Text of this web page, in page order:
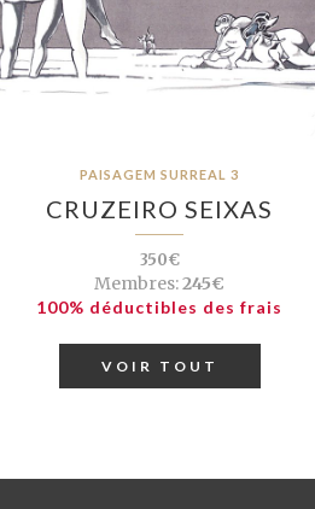
PAISAGEM SURREAL 3
CRUZEIRO SEIXAS
350€
Membres:245€
100% déductibles des frais
VOIR TOUT